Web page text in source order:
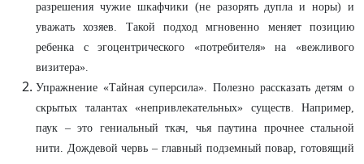
разрешения чужие шкафчики (не разорять дупла и норы) и
уважать хозяев. Такой подход мгновенно меняет позицию
ребенка с эгоцентрического «потребителя» на «вежливого
визитера».
Упражнение «Тайная суперсила». Полезно рассказать детям о
скрытых талантах «непривлекательных» существ. Например,
паук – это гениальный ткач, чья паутина прочнее стальной
нити. Дождевой червь – главный подземный повар, готовящий